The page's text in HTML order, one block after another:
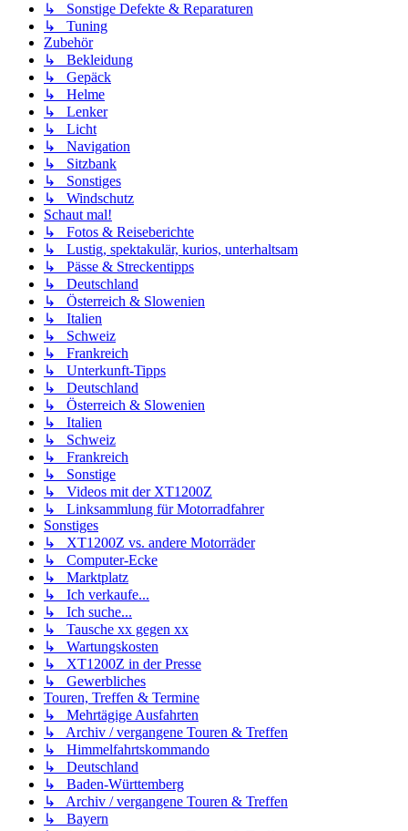
↳ Sonstige Defekte & Reparaturen
↳ Tuning
Zubehör
↳ Bekleidung
↳ Gepäck
↳ Helme
↳ Lenker
↳ Licht
↳ Navigation
↳ Sitzbank
↳ Sonstiges
↳ Windschutz
Schaut mal!
↳ Fotos & Reiseberichte
↳ Lustig, spektakulär, kurios, unterhaltsam
↳ Pässe & Streckentipps
↳ Deutschland
↳ Österreich & Slowenien
↳ Italien
↳ Schweiz
↳ Frankreich
↳ Unterkunft-Tipps
↳ Deutschland
↳ Österreich & Slowenien
↳ Italien
↳ Schweiz
↳ Frankreich
↳ Sonstige
↳ Videos mit der XT1200Z
↳ Linksammlung für Motorradfahrer
Sonstiges
↳ XT1200Z vs. andere Motorräder
↳ Computer-Ecke
↳ Marktplatz
↳ Ich verkaufe...
↳ Ich suche...
↳ Tausche xx gegen xx
↳ Wartungskosten
↳ XT1200Z in der Presse
↳ Gewerbliches
Touren, Treffen & Termine
↳ Mehrtägige Ausfahrten
↳ Archiv / vergangene Touren & Treffen
↳ Himmelfahrtskommando
↳ Deutschland
↳ Baden-Württemberg
↳ Archiv / vergangene Touren & Treffen
↳ Bayern